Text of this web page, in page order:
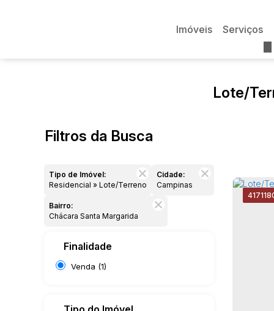
Serviços
Imóveis
Lote/
Filtros da Busca
Tipo de Imóvel:
Residencial » Lote/Terreno
Cidade:
Campinas
Bairro:
Chácara Santa Margarida
Finalidade
Venda (1)
4171